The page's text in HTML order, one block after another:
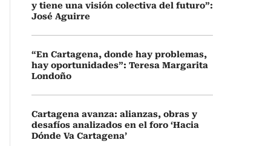
y tiene una visión colectiva del futuro”:
José Aguirre
“En Cartagena, donde hay problemas,
hay oportunidades”: Teresa Margarita
Londoño
Cartagena avanza: alianzas, obras y
desafíos analizados en el foro ‘Hacia
Dónde Va Cartagena’